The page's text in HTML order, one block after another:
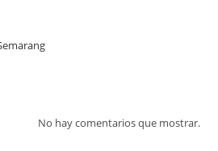
No hay comentarios que mostrar.